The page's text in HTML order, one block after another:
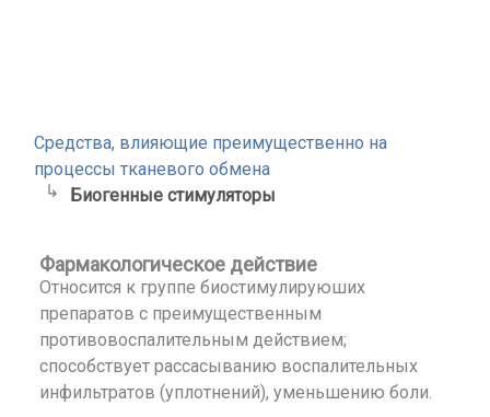
Средства, влияющие преимущественно на
процессы тканевого обмена
Биогенные стимуляторы
Фармакологическое действие
Относится к группе биостимулируюших
препаратов с преимущественным
противовоспалительным действием;
способствует рассасыванию воспалительных
инфильтратов (уплотнений), уменьшению боли.